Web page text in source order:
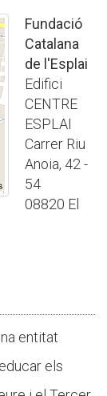
Fundació
Catalana
de l'Esplai
Edifici
CENTRE
ESPLAI
Carrer Riu
Anoia, 42 -
54
08820 El
entitat
els